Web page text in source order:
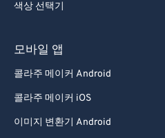
색상 선택기
모바일 앱
콜라주 메이커 Android
콜라주 메이커 iOS
이미지 변환기 Android